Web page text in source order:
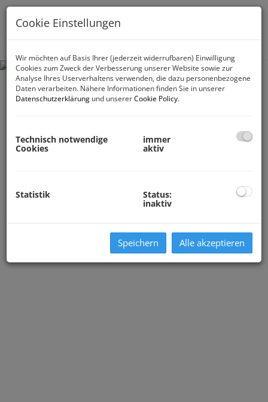
Cookie Einstellungen
Wir möchten auf Basis Ihrer (jederzeit widerrufbaren) Einwilligung
Cookies zum Zweck der Verbesserung unserer Website sowie zur
Analyse Ihres Userverhaltens verwenden, die dazu personenbezogene
Daten verarbeiten. Nähere Informationen finden Sie in unserer
Datenschutzerklärung und unsererCookie Policy.
Technisch notwendige
Cookies
immer
aktiv
Statistik Status:
inaktiv
Speichern Alle akzeptieren